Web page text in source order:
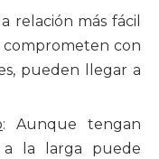
relación más fácil
comprometen con
pueden llegar a
: Aunque tengan
a la larga puede